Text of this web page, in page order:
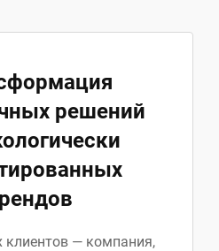
решений
клиентов — компания,